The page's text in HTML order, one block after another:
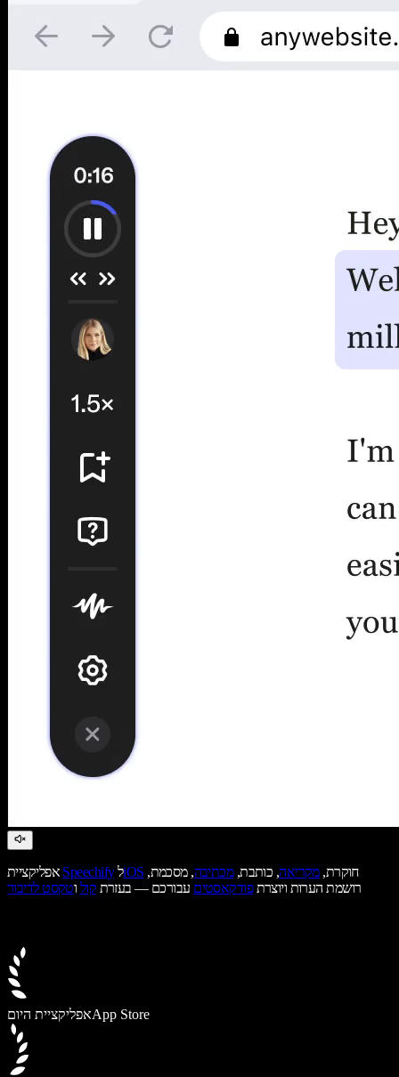
אפליקציית Speechify לiOS חוקרת,מקריאה, כותבת,מכתיבה, מסכמת,
רושמת הערות ויוצרתפודקאסטים עבורכם — בעזרת קול וטקסט לדיבור
אפליקציית היוםApp Store